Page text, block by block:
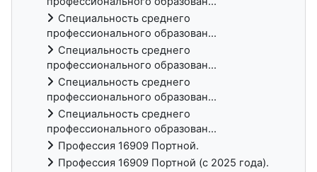
Специальность среднего
профессионального образован...
Специальность среднего
профессионального образован...
Специальность среднего
профессионального образован...
Специальность среднего
профессионального образован...
Профессия 16909 Портной.
Профессия 16909 Портной (с 2025 года).